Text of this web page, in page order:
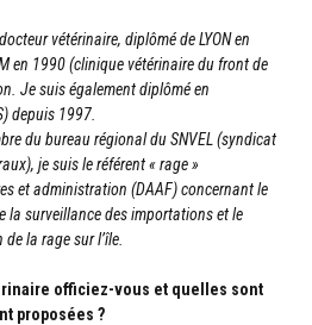
vétérinaire, diplômé de LYON en
en 1990 (clinique vétérinaire du front de
Je suis également diplômé en
depuis 1997.
du bureau régional du SNVEL (syndicat
je suis le référent « rage »
et administration (DAAF) concernant le
la surveillance des importations et le
la rage sur l’île.
officiez-vous et quelles sont
proposées ?